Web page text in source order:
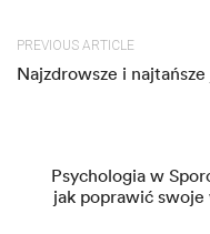
PREVIOUS ARTICLE
Najzdrowsze i
Psychologia w
jak poprawić